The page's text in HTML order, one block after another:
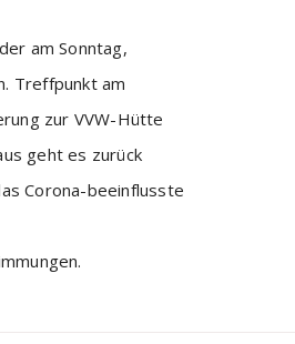
am Sonntag,
Treffpunkt am
zur VVW-Hütte
geht es zurück
Corona-beeinflusste